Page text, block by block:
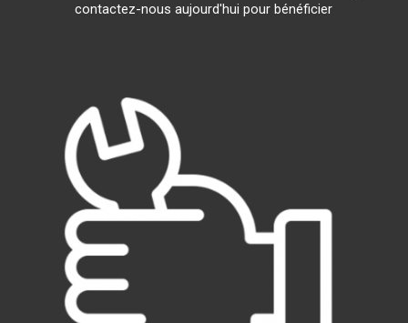
contactez-nous aujourd'hui pour bénéficier